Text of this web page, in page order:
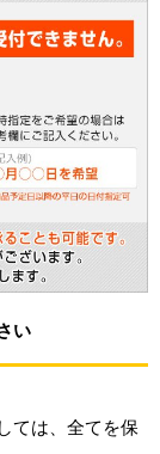
い
ては、全てを保